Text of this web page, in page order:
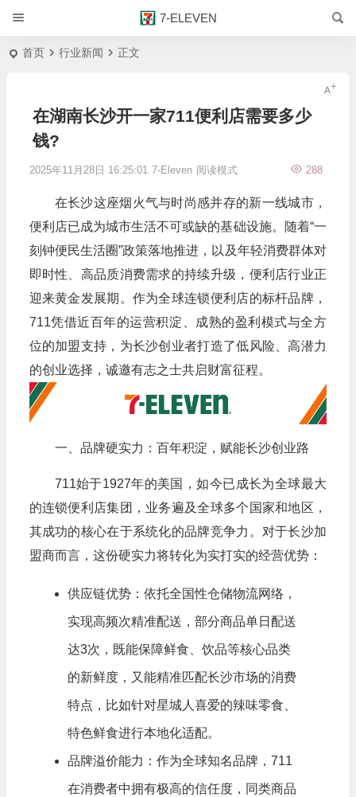
7-ELEVEN
首页 行业新闻 正文
在湖南长沙开一家711便利店需要多少
钱?
2025年11月28日 16:25:01 7-Eleven 288
阅读模式
在长沙这座烟火气与时尚感并存的新一线城市，
便利店已成为城市生活不可或缺的基础设施。随着“一
刻钟便民生活圈”政策落地推进，以及年轻消费群体对
即时性、高品质消费需求的持续升级，便利店行业正
迎来黄金发展期。作为全球连锁便利店的标杆品牌，
711凭借近百年的运营积淀、成熟的盈利模式与全方
位的加盟支持，为长沙创业者打造了低风险、高潜力
的创业选择，诚邀有志之士共启财富征程。
一、品牌硬实力：百年积淀，赋能长沙创业路
711始于1927年的美国，如今已成长为全球最大
的连锁便利店集团，业务遍及全球多个国家和地区，
其成功的核心在于系统化的品牌竞争力。对于长沙加
盟商而言，这份硬实力将转化为实打实的经营优势：
供应链优势：依托全国性仓储物流网络，
实现高频次精准配送，部分商品单日配送
达3次，既能保障鲜食、饮品等核心品类
的新鲜度，又能精准匹配长沙市场的消费
特点，比如针对星城人喜爱的辣味零食、
特色鲜食进行本地化适配。
品牌溢价能力：作为全球知名品牌，711
在消费者中拥有极高的信任度，同类商品